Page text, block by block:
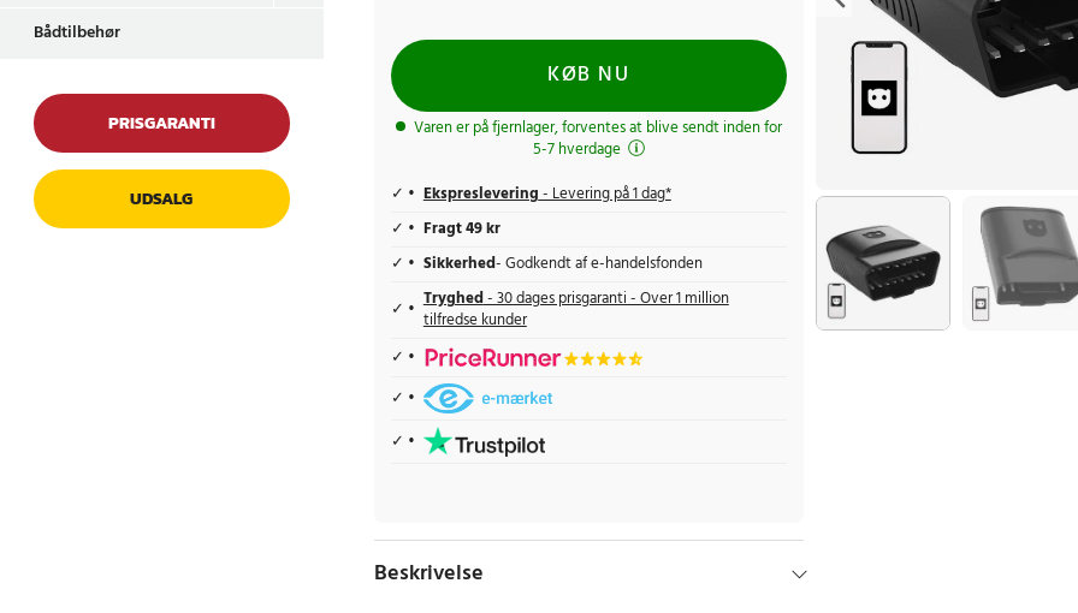
Bådtilbehør
PRISGARANTI
UDSALG
KØB NU
Varen er på fjernlager, forventes at blive sendt inden for
5-7 hverdage
Ekspreslevering- Levering på 1 dag*
Fragt 49 kr
Sikkerhed- Godkendt af e-handelsfonden
Tryghed- 30 dages prisgaranti - Over 1 million
tilfredse kunder
Beskrivelse